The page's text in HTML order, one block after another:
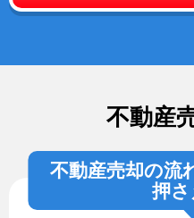
不動産
不動産売却の流
押さ